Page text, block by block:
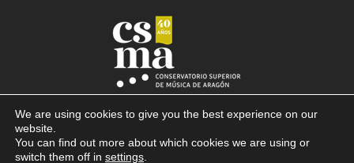
We are using cookies to give you the best experience on our
website.
You can find out more about which cookies we are using or
switch them off in settings